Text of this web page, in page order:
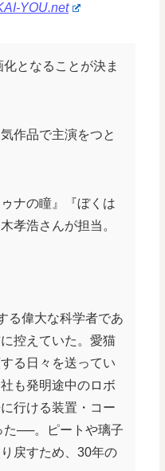
YOU.net
となることが決ま
作品で主演をつと
ナの瞳』『ぼくは
孝浩さんが担当。
る偉大な科学者であ
控えていた。愛猫
る日々を送ってい
も発明途中のロボ
行ける装置・コー
た──。ピートや璃子
戻すため、30年の